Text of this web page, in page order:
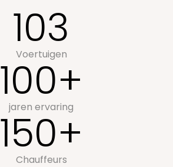
103
Voertuigen
100+
jaren ervaring
150+
Chauffeurs